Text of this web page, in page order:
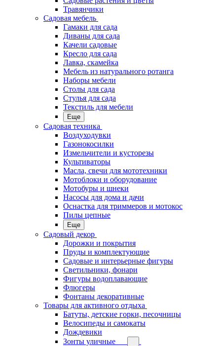
Травянчики
Садовая мебель
Гамаки для сада
Диваны для сада
Качели садовые
Кресло для сада
Лавка, скамейка
Мебель из натурального ротанга
Наборы мебели
Столы для сада
Стулья для сада
Текстиль для мебели
Еще
Садовая техника
Воздуходувки
Газонокосилки
Измельчители и кусторезы
Культиваторы
Масла, свечи для мототехники
Мотоблоки и оборудование
Мотобуры и шнеки
Насосы для дома и дачи
Оснастка для триммеров и мотокос
Пилы цепные
Еще
Садовый декор
Дорожки и покрытия
Пруды и комплектующие
Садовые и интерьерные фигуры
Светильники, фонари
Фигуры водоплавающие
Флюгеры
Фонтаны декоративные
Товары для активного отдыха
Батуты, детские горки, песочницы
Велосипеды и самокаты
Дождевики
Зонты уличные